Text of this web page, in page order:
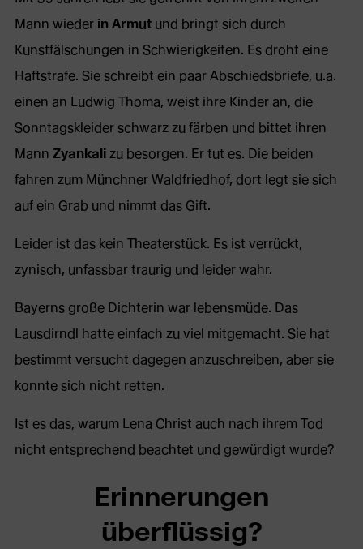
Mann wieder in Armutund bringt sich durch
Kunstfälschungen in Schwierigkeiten. Es droht eine
Haftstrafe. Sie schreibt ein paar Abschiedsbriefe, u.a.
einen an Ludwig Thoma, weist ihre Kinder an, die
Sonntagskleider schwarz zu färben und bittet ihren
Mann Zyankalizu besorgen. Er tut es. Die beiden
fahren zum Münchner Waldfriedhof, dort legt sie sich
auf ein Grab und nimmt das Gift.
Leider ist das kein Theaterstück. Es ist verrückt,
zynisch, unfassbar traurig und leider wahr.
Bayerns große Dichterin war lebensmüde. Das
Lausdirndl hatte einfach zu viel mitgemacht. Sie hat
bestimmt versucht dagegen anzuschreiben, aber sie
konnte sich nicht retten.
Ist es das, warum Lena Christ auch nach ihrem Tod
nicht entsprechend beachtet und gewürdigt wurde?
Erinnerungen
überflüssig?